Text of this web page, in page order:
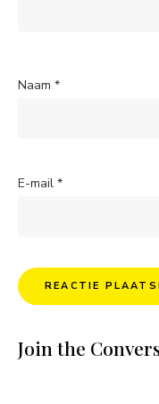
Naam *
E-mail *
Join the